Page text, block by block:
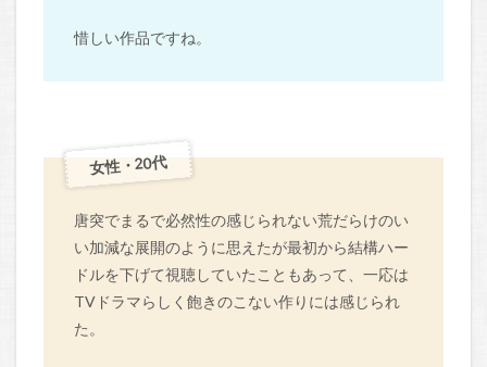
惜しい作品ですね。
女性・20代
唐突でまるで必然性の感じられない荒だらけのい
い加減な展開のように思えたが最初から結構ハー
ドルを下げて視聴していたこともあって、一応は
TVドラマらしく飽きのこない作りには感じられ
た。